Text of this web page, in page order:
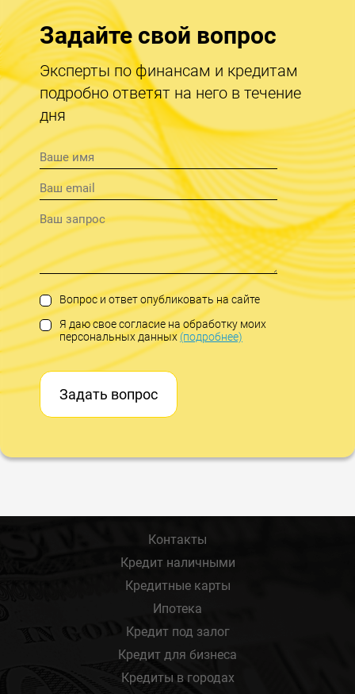
Задайте свой вопрос
Эксперты по финансам и кредитам
подробно ответят на него в течение
дня
Вопрос и ответ опубликовать на сайте
Я даю свое согласие на обработку моих
персональных данных(подробнее)
Задать вопрос
Контакты
Кредит наличными
Кредитные карты
Ипотека
Кредит под залог
Кредит для бизнеса
Кредиты в городах